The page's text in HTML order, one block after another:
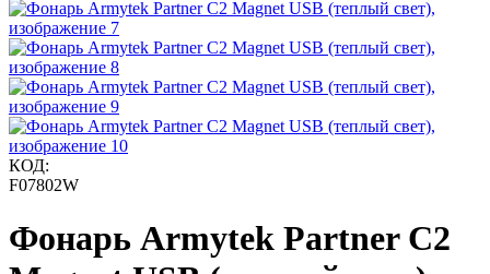
КОД:
F07802W
Фонарь Armytek Partner C2